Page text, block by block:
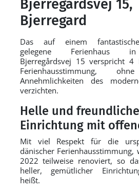
Bjerregårdsvej 15,
Bjerregard
Das auf einem
gelegene Ferienhaus
Bjerregårdsvej 15 verspricht 4
Ferienhausstimmung,
Annehmlichkeiten des
verzichten.
Helle und freundliche
Einrichtung mit
Mit viel Respekt für die
dänischer Ferienhausstimmung,
2022 teilweise renoviert, so
heller, gemütlicher
heißt.